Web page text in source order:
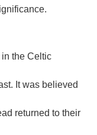
the Celtic
It was believed
returned to their